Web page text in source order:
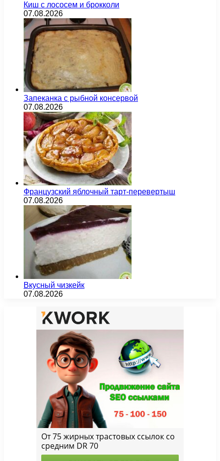
Киш с лососем и брокколи
07.08.2026
Запеканка с рыбной консервой
07.08.2026
Французский яблочный тарт-перевертыш
07.08.2026
Вкусный чизкейк
07.08.2026